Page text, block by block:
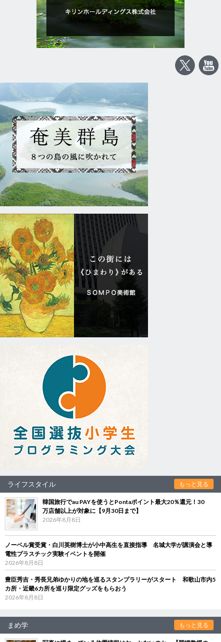
ライフスタイル もっと見る
韓国旅行でau PAYを使うとPontaポイント最大20％還元！30
万店舗以上が対象に【9月30日まで】
2026年8月8日
ノーベル賞受賞・白川英樹博士が小中高生を直接指導 名城大学が講演会と導
電性プラスチック実験イベントを開催
2026年8月8日
豊臣秀吉・秀長兄弟ゆかりの地を巡るスタンプラリーがスタート 和歌山市内5
カ所・近畿6カ所を巡り限定グッズをもらおう
2026年8月8日
まめ学 もっと見る